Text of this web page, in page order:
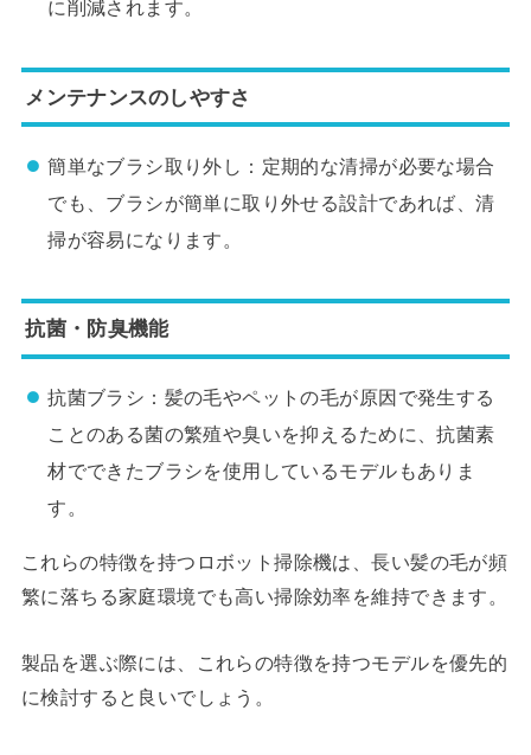
に削減されます。
メンテナンスのしやすさ
簡単なブラシ取り外し：定期的な清掃が必要な場合
でも、ブラシが簡単に取り外せる設計であれば、清
掃が容易になります。
抗菌・防臭機能
抗菌ブラシ：髪の毛やペットの毛が原因で発生する
ことのある菌の繁殖や臭いを抑えるために、抗菌素
材でできたブラシを使用しているモデルもありま
す。
これらの特徴を持つロボット掃除機は、長い髪の毛が頻
繁に落ちる家庭環境でも高い掃除効率を維持できます。
製品を選ぶ際には、これらの特徴を持つモデルを優先的
に検討すると良いでしょう。